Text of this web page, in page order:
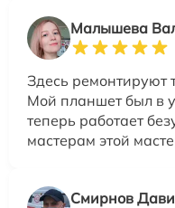
Малышева
Здесь ремонтируют
Мой планшет был в
теперь работает
мастерам этой
Смирнов